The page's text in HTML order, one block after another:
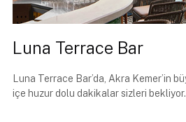
Luna Terrace Bar
Luna Terrace Bar’da, Akra Kemer’in
içe huzur dolu dakikalar sizleri bekliyor.